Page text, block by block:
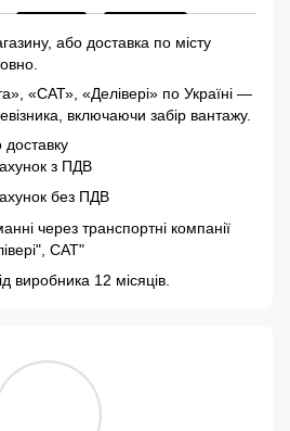
або доставка по місту
«САТ», «Делівері» по Україні —
включаючи забір вантажу.
доставку
з ПДВ
без ПДВ
через транспортні компанії
САТ"
виробника 12 місяців.